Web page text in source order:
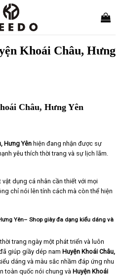
Khoái Châu, Hưng
Châu, Hưng Yên
Hưng Yên hiện đang nhận được sự
yêu thích thời trang và sự lịch lãm.
dụng cá nhân cần thiết với mọi
chỉ nói lên tính cách mà còn thể hiện
Yên– Shop giày đa dạng kiểu dáng và
trang ngày một phát triển và luôn
giúp giầy dép nam Huyện Khoái Châu,
dáng và màu sắc nhầm đáp ứng nhu
toàn quốc nói chung và Huyện Khoái